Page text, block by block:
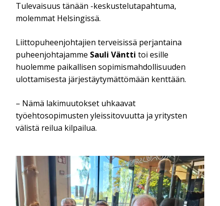
Tulevaisuus tänään -keskustelutapahtuma,
molemmat Helsingissä.
Liittopuheenjohtajien terveisissä perjantaina
puheenjohtajamme Sauli Väntti toi esille
huolemme paikallisen sopimismahdollisuuden
ulottamisesta järjestäytymättömään kenttään.
– Nämä lakimuutokset uhkaavat
työehtosopimusten yleissitovuutta ja yritysten
välistä reilua kilpailua.